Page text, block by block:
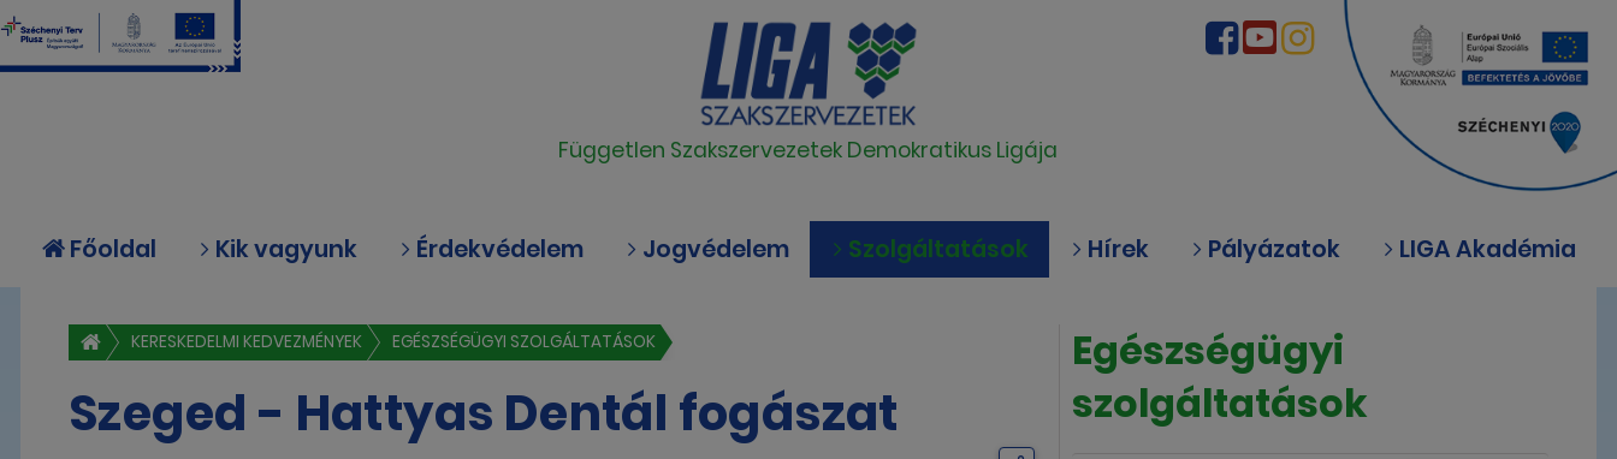
Független Szakszervezetek Demokratikus Ligája
Főoldal Kik vagyunk Érdekvédelem Jogvédelem Szolgáltatások Hírek Pályázatok LIGA Akadémia
KERESKEDELMI KEDVEZMÉNYEK EGÉSZSÉGÜGYI SZOLGÁLTATÁSOK
Szeged - Hattyas Dentál fogászat
Egészségügyi
szolgáltatások